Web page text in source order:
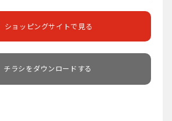
ショッピングサイトで見る
チラシをダウンロードする